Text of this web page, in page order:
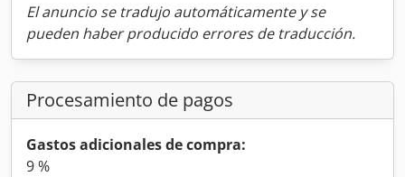
El anuncio se tradujo automáticamente y se
pueden haber producido errores de traducción.
Procesamiento de pagos
Gastos adicionales de compra:
9 %